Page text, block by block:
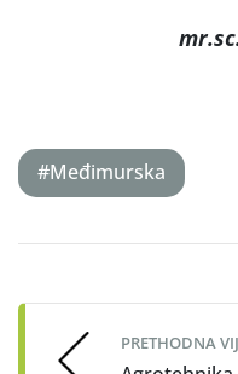
#Međimurska
navigation
PRETHODNA